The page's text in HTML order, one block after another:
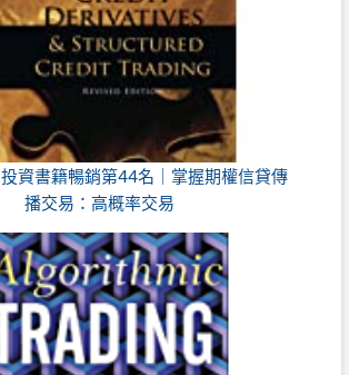
資書籍暢銷第44名｜掌握期權信貸傳
播交易：高概率交易